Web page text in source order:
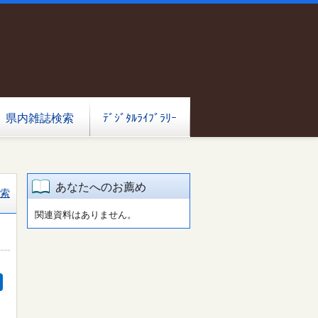
県内雑誌検索 ﾃﾞｼﾞﾀﾙﾗｲﾌﾞﾗﾘｰ
あなたへのお薦め
関連資料はありません。